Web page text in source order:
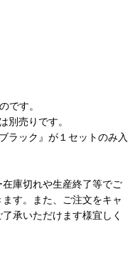
です。
別売りです。
ラック』が１セットのみ入
庫切れや生産終了等でご
す。また、ご注文をキャ
承いただけます様宜しく